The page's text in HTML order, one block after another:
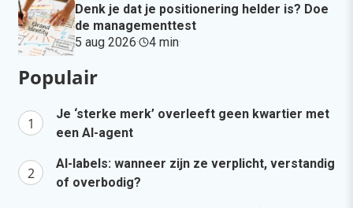
Denk je dat je positionering helder is? Doe
de managementtest
5 aug 2026· 4 min·
Populair
Je ‘sterke merk’ overleeft geen kwartier met
een AI-agent
AI-labels: wanneer zijn ze verplicht, verstandig
of overbodig?